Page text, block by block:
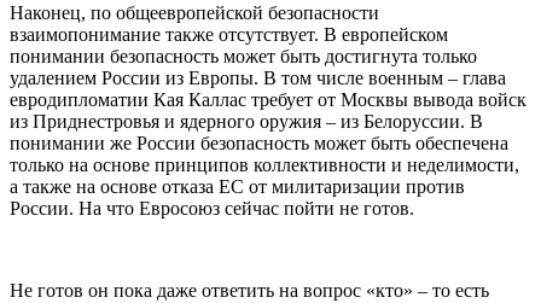
Наконец, по общеевропейской безопасности
взаимопонимание также отсутствует. В европейском
понимании безопасность может быть достигнута только
удалением России из Европы. В том числе военным – глава
евродипломатии Кая Каллас требует от Москвы вывода войск
из Приднестровья и ядерного оружия – из Белоруссии. В
понимании же России безопасность может быть обеспечена
только на основе принципов коллективности и неделимости,
а также на основе отказа ЕС от милитаризации против
России. На что Евросоюз сейчас пойти не готов.
Не готов он пока даже ответить на вопрос «кто» – то есть